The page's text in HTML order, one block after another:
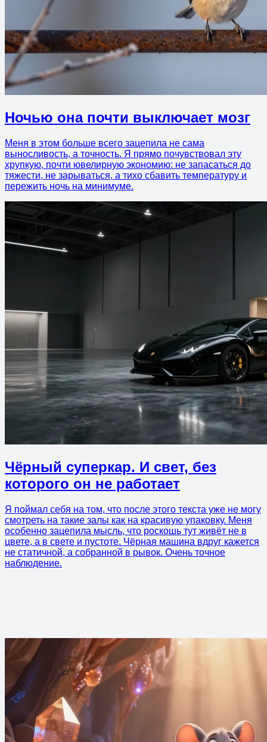
Ночью она почти выключает мозг
Меня в этом больше всего зацепила не сама
выносливость, а точность. Я прямо почувствовал эту
хрупкую, почти ювелирную экономию: не запасаться до
тяжести, не зарываться, а тихо сбавить температуру и
пережить ночь на минимуме.
Чёрный суперкар. И свет, без
которого он не работает
Я поймал себя на том, что после этого текста уже не могу
смотреть на такие залы как на красивую упаковку. Меня
особенно зацепила мысль, что роскошь тут живёт не в
цвете, а в свете и пустоте. Чёрная машина вдруг кажется
не статичной, а собранной в рывок. Очень точное
наблюдение.